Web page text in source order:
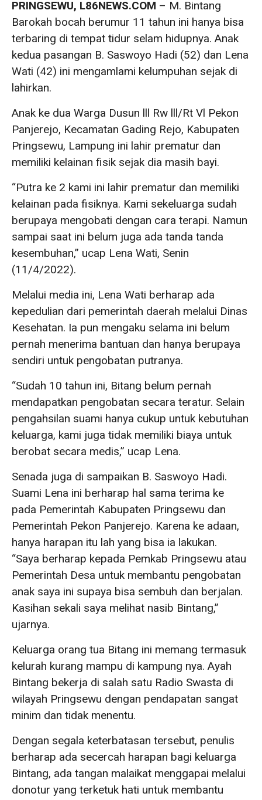
PRINGSEWU, L86NEWS.COM – M. Bintang
Barokah bocah berumur 11 tahun ini hanya bisa
terbaring di tempat tidur selam hidupnya. Anak
kedua pasangan B. Saswoyo Hadi (52) dan Lena
Wati (42) ini mengamlami kelumpuhan sejak di
lahirkan.
Anak ke dua Warga Dusun lll Rw lll/Rt Vl Pekon
Panjerejo, Kecamatan Gading Rejo, Kabupaten
Pringsewu, Lampung ini lahir prematur dan
memiliki kelainan fisik sejak dia masih bayi.
“Putra ke 2 kami ini lahir prematur dan memiliki
kelainan pada fisiknya. Kami sekeluarga sudah
berupaya mengobati dengan cara terapi. Namun
sampai saat ini belum juga ada tanda tanda
kesembuhan,” ucap Lena Wati, Senin
(11/4/2022).
Melalui media ini, Lena Wati berharap ada
kepedulian dari pemerintah daerah melalui Dinas
Kesehatan. Ia pun mengaku selama ini belum
pernah menerima bantuan dan hanya berupaya
sendiri untuk pengobatan putranya.
“Sudah 10 tahun ini, Bitang belum pernah
mendapatkan pengobatan secara teratur. Selain
pengahsilan suami hanya cukup untuk kebutuhan
keluarga, kami juga tidak memiliki biaya untuk
berobat secara medis,” ucap Lena.
Senada juga di sampaikan B. Saswoyo Hadi.
Suami Lena ini berharap hal sama terima ke
pada Pemerintah Kabupaten Pringsewu dan
Pemerintah Pekon Panjerejo. Karena ke adaan,
hanya harapan itu lah yang bisa ia lakukan.
“Saya berharap kepada Pemkab Pringsewu atau
Pemerintah Desa untuk membantu pengobatan
anak saya ini supaya bisa sembuh dan berjalan.
Kasihan sekali saya melihat nasib Bintang,”
ujarnya.
Keluarga orang tua Bitang ini memang termasuk
kelurah kurang mampu di kampung nya. Ayah
Bintang bekerja di salah satu Radio Swasta di
wilayah Pringsewu dengan pendapatan sangat
minim dan tidak menentu.
Dengan segala keterbatasan tersebut, penulis
berharap ada secercah harapan bagi keluarga
Bintang, ada tangan malaikat menggapai melalui
donotur yang terketuk hati untuk membantu